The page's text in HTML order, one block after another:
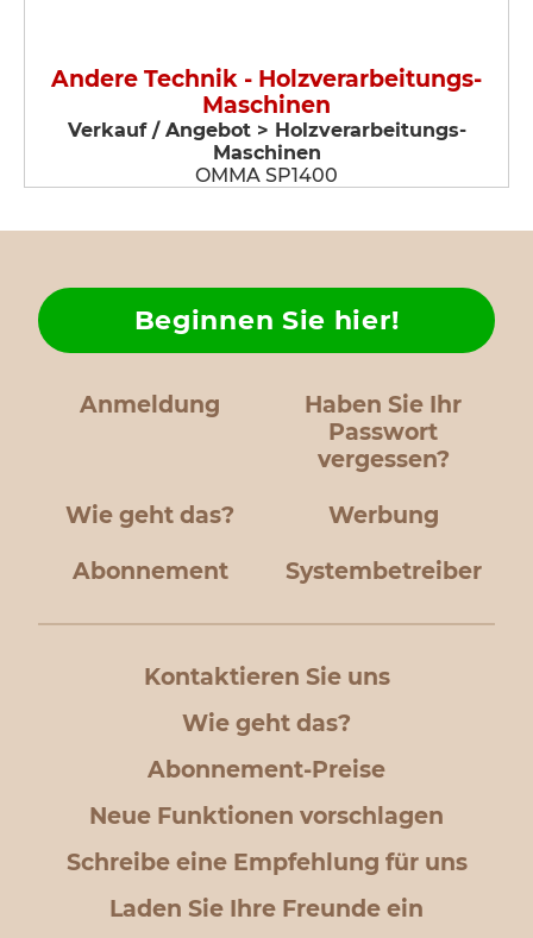
Andere Technik - Holzverarbeitungs-
Maschinen
Verkauf / Angebot > Holzverarbeitungs-
Maschinen
OMMA SP1400
Anmeldung
Haben Sie Ihr
Passwort
vergessen?
Wie geht das?
Beginnen Sie hier!
Werbung
Abonnement Systembetreiber
Kontaktieren Sie uns
Wie geht das?
Abonnement-Preise
Neue Funktionen vorschlagen
Schreibe eine Empfehlung für uns
Laden Sie Ihre Freunde ein